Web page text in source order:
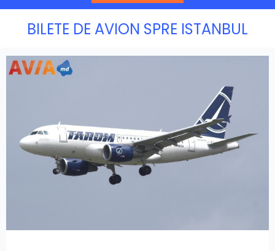
BILETE DE AVION SPRE ISTANBUL